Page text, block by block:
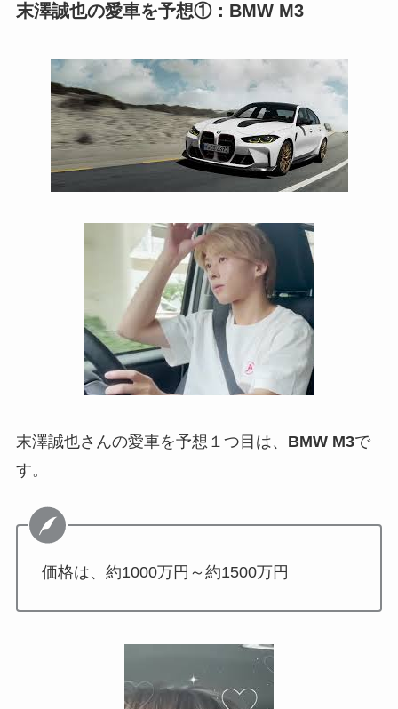
末澤誠也の愛車を予想①：BMW M3
末澤誠也さんの愛車を予想１つ目は、 BMW M3で
す。
価格は、約1000万円～約1500万円